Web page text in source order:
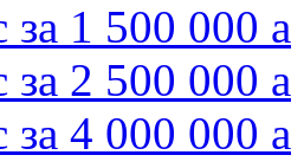
за 1 500 000 a
за 2 500 000 a
за 4 000 000 a